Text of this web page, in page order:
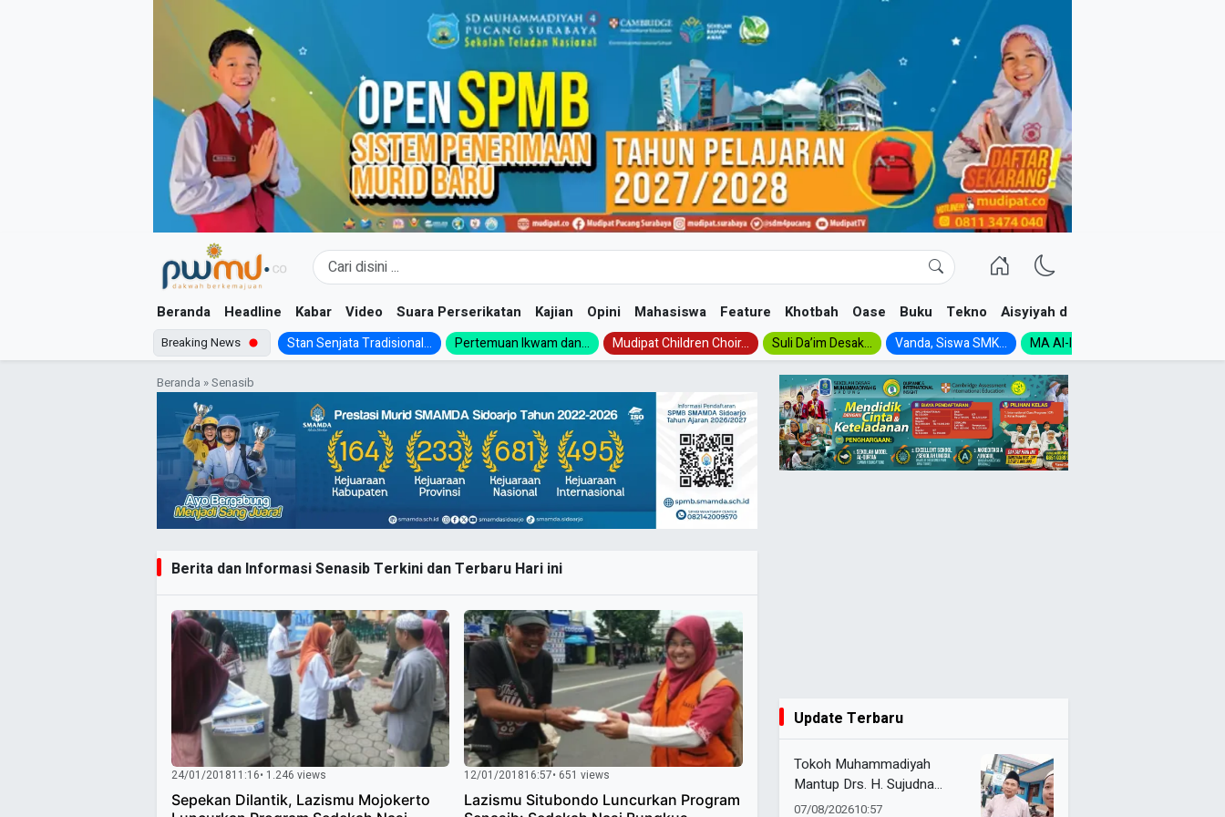
Beranda Headline Kabar Video Suara Perserikatan Kajian Opini Mahasiswa Feature Khotbah Oase Buku Tekno Aisyiyah dan NA
Breaking News Stan Senjata Tradisional... Pertemuan Ikwam dan... Mudipat Children Choir... Suli Da’im Desak... Vanda, Siswa SMK... MA Al-Ishlah Gelar...
Beranda »Senasib
Berita dan Informasi Senasib Terkini dan Terbaru Hari ini
24/01/201811:16• 1.246 views
Sepekan Dilantik, Lazismu Mojokerto
12/01/201816:57• 651 views
Lazismu Situbondo Luncurkan Program
Update Terbaru
Tokoh Muhammadiyah
Mantup Drs. H. Sujudna
Wafat, Dikenang Berdedikasi
07/08/202610:57